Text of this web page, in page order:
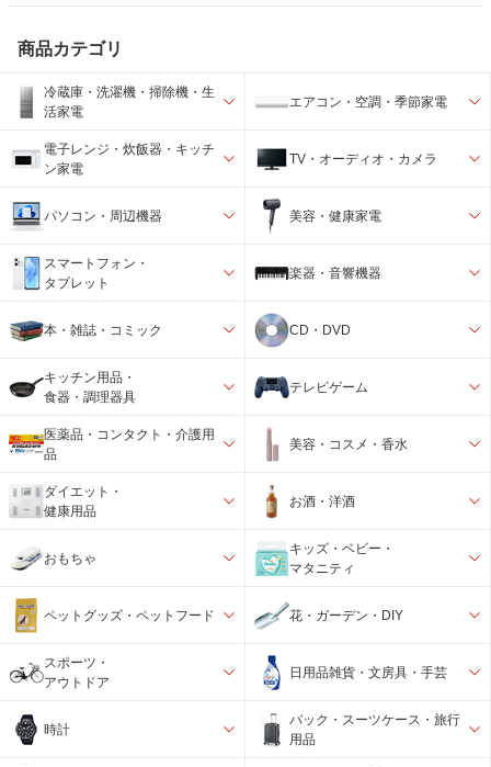
商品カテゴリ
冷蔵庫・洗濯機・掃除機・生
活家電
エアコン・空調・季節家電
電子レンジ・炊飯器・キッチ
ン家電
TV・オーディオ・カメラ
パソコン・周辺機器 美容・健康家電
スマートフォン・
タブレット
楽器・音響機器
本・雑誌・コミック CD・DVD
キッチン用品・
食器・調理器具
テレビゲーム
医薬品・コンタクト・介護用
品
美容・コスメ・香水
ダイエット・
健康用品
お酒・洋酒
おもちゃ
キッズ・ベビー・
マタニティ
ペットグッズ・ペットフード 花・ガーデン・DIY
スポーツ・
アウトドア
日用品雑貨・文房具・手芸
時計
バック・スーツケース・旅行
用品